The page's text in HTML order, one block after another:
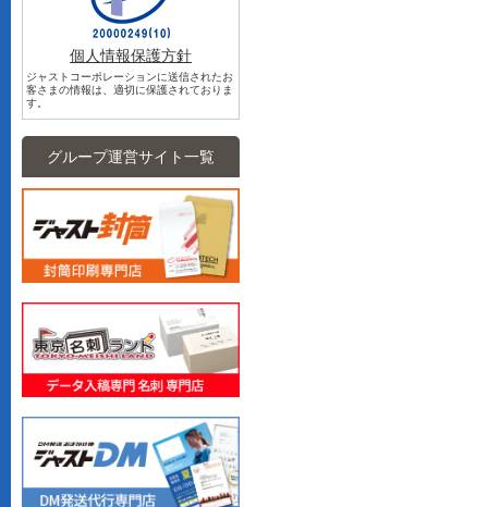
個人情報保護方針
ジャストコーポレーションに送信されたお
客さまの情報は、適切に保護されておりま
す。
グループ運営サイト一覧